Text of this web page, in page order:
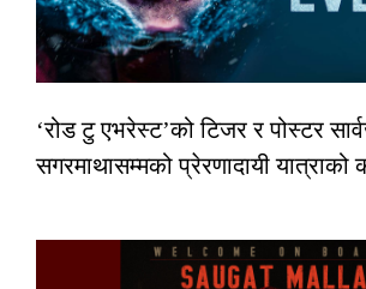
‘रोड टु एभरेस्ट’को टिजर र पोस्टर
सगरमाथासम्मको प्रेरणादायी यात्राको